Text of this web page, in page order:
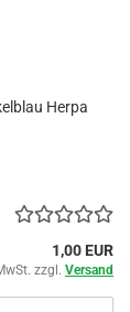
Herpa
1,00 EUR
zzgl. Versand